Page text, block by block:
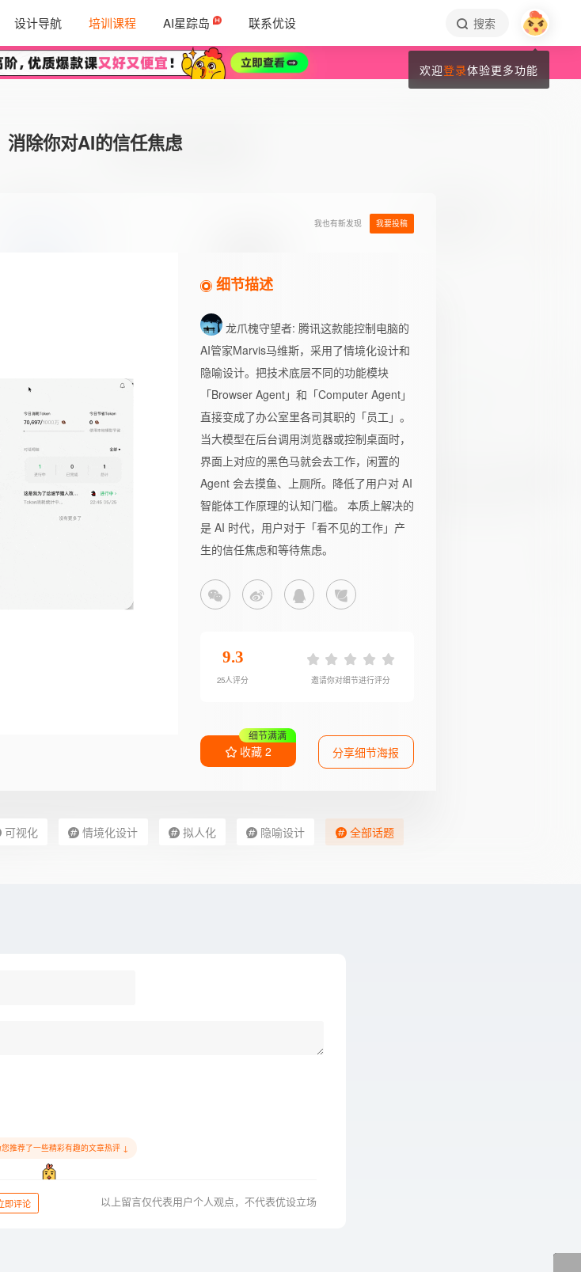
设计导航 培训课程 AI星踪岛 联系优设 搜索
除你对AI的信任焦虑
我也有新发现 我要投稿
细节描述
龙爪槐守望者: 腾讯这款能控制电脑的
AI管家Marvis马维斯，采用了情境化设计和
隐喻设计。把技术底层不同的功能模块
「Browser Agent」和「Computer Agent」
直接变成了办公室里各司其职的「员工」。
当大模型在后台调用浏览器或控制桌面时，
界面上对应的黑色马就会去工作，闲置的
Agent 会去摸鱼、上厕所。降低了用户对 AI
智能体工作原理的认知门槛。 本质上解决的
是 AI 时代，用户对于「看不见的工作」产
生的信任焦虑和等待焦虑。
9.3
25人评分 邀请你对细节进行评分
收藏 2
收藏参考
分享细节海报
可视化 情境化设计 拟人化 隐喻设计 全部话题
推荐了一些精彩有趣的文章热评 ↓
以上留言仅代表用户个人观点，不代表优设立场
即评论
欢迎登录体验更多功能